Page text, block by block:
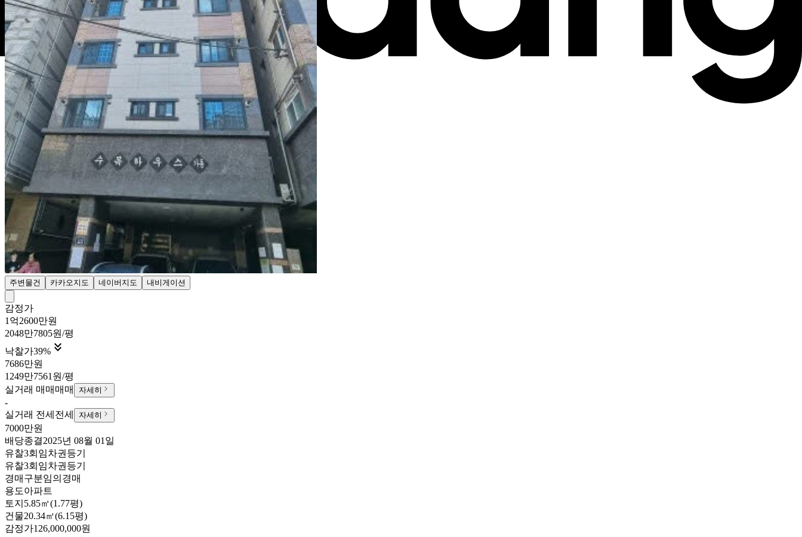
주변물건 카카오지도 네이버지도 내비게이션
감정가
1억2600만원
2048만7805원/평
낙찰가39% 
7686만원
1249만7561원/평
실거래 매매 매매 자세히
-
실거래 전세 전세 자세히
7000만원
배당종결2025년 08월 01일
유찰3회 임차권등기
유찰3회 임차권등기
경매구분임의경매
용도아파트
토지 5.85㎡(1.77평)
건물20.34㎡(6.15평)
감정가126,000,000원